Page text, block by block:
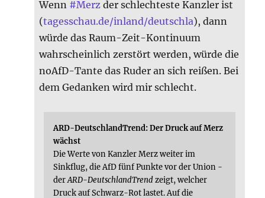
Wenn #Merz der schlechteste Kanzler ist
(tagesschau.de/inland/deutschla), dann
würde das Raum-Zeit-Kontinuum
wahrscheinlich zerstört werden, würde die
noAfD-Tante das Ruder an sich reißen. Bei
dem Gedanken wird mir schlecht.
ARD-DeutschlandTrend: Der Druck auf Merz
wächst
Die Werte von Kanzler Merz weiter im
Sinkflug, die AfD fünf Punkte vor der Union -
derARD-DeutschlandTrendzeigt, welcher
Druck auf Schwarz-Rot lastet. Auf die